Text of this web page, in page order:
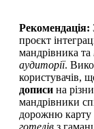
Рекомендація:
проєкт
мандрівника та
аудиторії.
користувачів,
дописи на
мандрівники
дорожню карту
готелів з